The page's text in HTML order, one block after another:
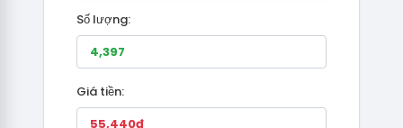
Số lượng:
Giá tiền: